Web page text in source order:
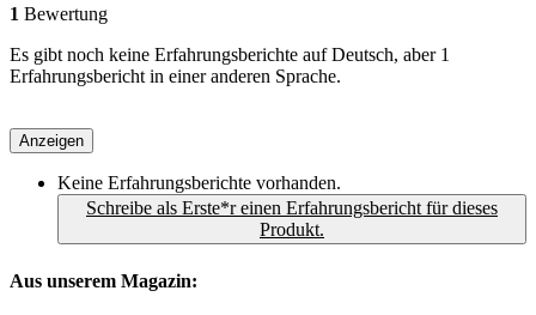
1 Bewertung
Es gibt noch keine Erfahrungsberichte auf Deutsch, aber 1
Erfahrungsbericht in einer anderen Sprache.
Anzeigen
Keine Erfahrungsberichte vorhanden.
Schreibe als Erste*r einen Erfahrungsbericht für dieses
Produkt.
Aus unserem Magazin: